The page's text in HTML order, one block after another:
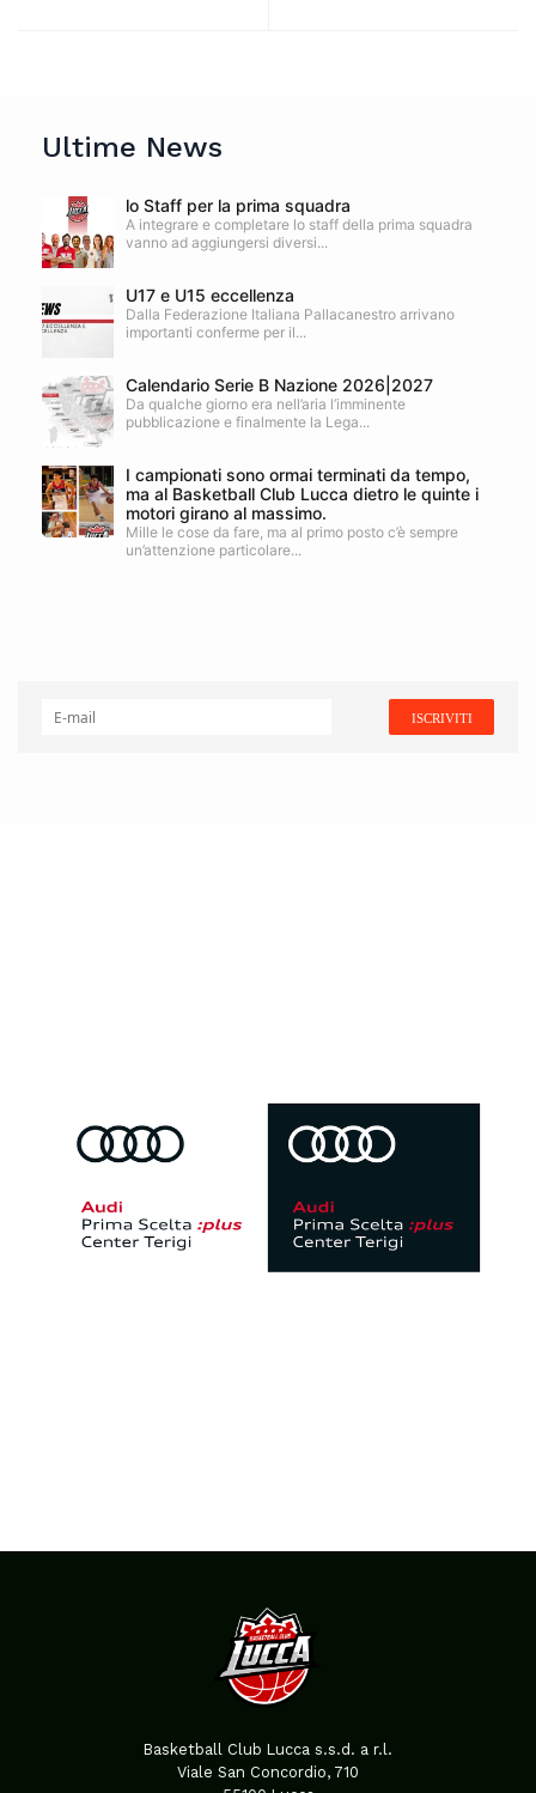
Ultime News
lo Staff per la prima squadra
A integrare e completare lo staff della prima squadra
vanno ad aggiungersi diversi...
U17 e U15 eccellenza
Dalla Federazione Italiana Pallacanestro arrivano
importanti conferme per il...
Calendario Serie B Nazione 2026|2027
Da qualche giorno era nell’aria l’imminente
pubblicazione e finalmente la Lega...
I campionati sono ormai terminati da tempo,
ma al Basketball Club Lucca dietro le quinte i
motori girano al massimo.
Mille le cose da fare, ma al primo posto c’è sempre
un’attenzione particolare...
Basketball Club Lucca s.s.d. a r.l.
Viale San Concordio, 710